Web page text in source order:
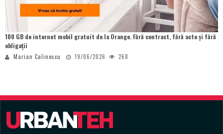
100 GB de internet mobil gratuit de la Orange. Fără contract, fără acte și fără
obligații
Marian Calinescu 19/06/2026 268